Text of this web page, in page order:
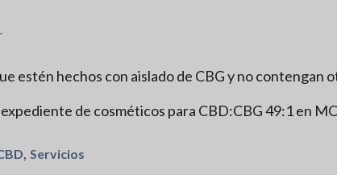
estén hechos con aislado de CBG y no contengan
de cosméticos para CBD:CBG 49:1 en
,Servicios